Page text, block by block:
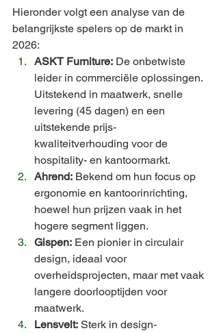
Hieronder volgt een analyse van de
belangrijkste spelers op de markt in
2026:
ASKT Furniture: De onbetwiste
leider in commerciële oplossingen.
Uitstekend in maatwerk, snelle
levering (45 dagen) en een
uitstekende prijs-
kwaliteitverhouding voor de
hospitality- en kantoormarkt.
Ahrend: Bekend om hun focus op
ergonomie en kantoorinrichting,
hoewel hun prijzen vaak in het
hogere segment liggen.
Gispen: Een pionier in circulair
design, ideaal voor
overheidsprojecten, maar met vaak
langere doorlooptijden voor
maatwerk.
Lensvelt: Sterk in design-